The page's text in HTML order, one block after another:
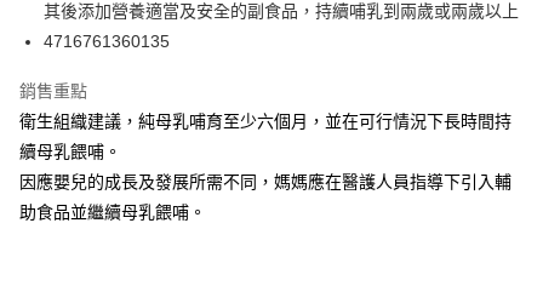
Google Pay
AFTEE先享後付
相關說明
AFTEE先享後付是「在收到商品之後才付款」的支付方式。 讓您購物簡單
便利好安心！
１．簡單：不需註冊會員、不需綁卡、不需儲值。
２．便利：只要手機號碼，簡訊認證，即可結帳。
ATM付款
運送方式
其後添加營養適當及安全的副食品，持續哺乳到兩歲或兩歲以上
4716761360135
銷售重點
衛生組織建議，純母乳哺育至少六個月，並在可行情況下長時間持
續母乳餵哺。
因應嬰兒的成長及發展所需不同，媽媽應在醫護人員指導下引入輔
助食品並繼續母乳餵哺。